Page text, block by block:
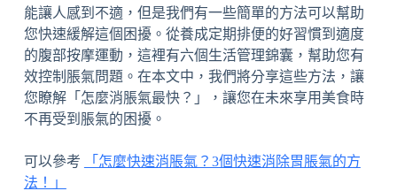
能讓人感到不適，但是我們有一些簡單的方法可以幫助
您快速緩解這個困擾。從養成定期排便的好習慣到適度
的腹部按摩運動，這裡有六個生活管理錦囊，幫助您有
效控制脹氣問題。在本文中，我們將分享這些方法，讓
您瞭解「怎麼消脹氣最快？」，讓您在未來享用美食時
不再受到脹氣的困擾。
可以參考
「怎麼快速消脹氣？3個快速消除胃脹氣的方
法！」